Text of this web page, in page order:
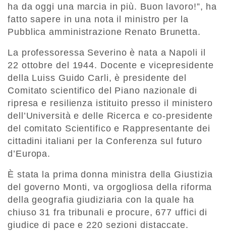
ha da oggi una marcia in più. Buon lavoro!”, ha
fatto sapere in una nota il ministro per la
Pubblica amministrazione Renato Brunetta.
La professoressa Severino è nata a Napoli il
22 ottobre del 1944. Docente e vicepresidente
della Luiss Guido Carli, è presidente del
Comitato scientifico del Piano nazionale di
ripresa e resilienza istituito presso il ministero
dell’Università e delle Ricerca e co-presidente
del comitato Scientifico e Rappresentante dei
cittadini italiani per la Conferenza sul futuro
d’Europa.
È stata la prima donna ministra della Giustizia
del governo Monti, va orgogliosa della riforma
della geografia giudiziaria con la quale ha
chiuso 31 fra tribunali e procure, 677 uffici di
giudice di pace e 220 sezioni distaccate.